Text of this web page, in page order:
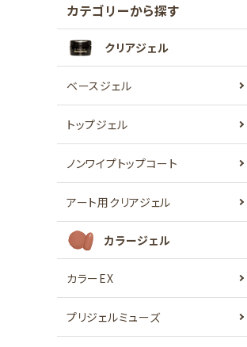
カテゴリーから探す
クリアジェル
ベースジェル
トップジェル
ノンワイプトップコート
アート用クリアジェル
カラージェル
カラーEX
プリジェルミューズ